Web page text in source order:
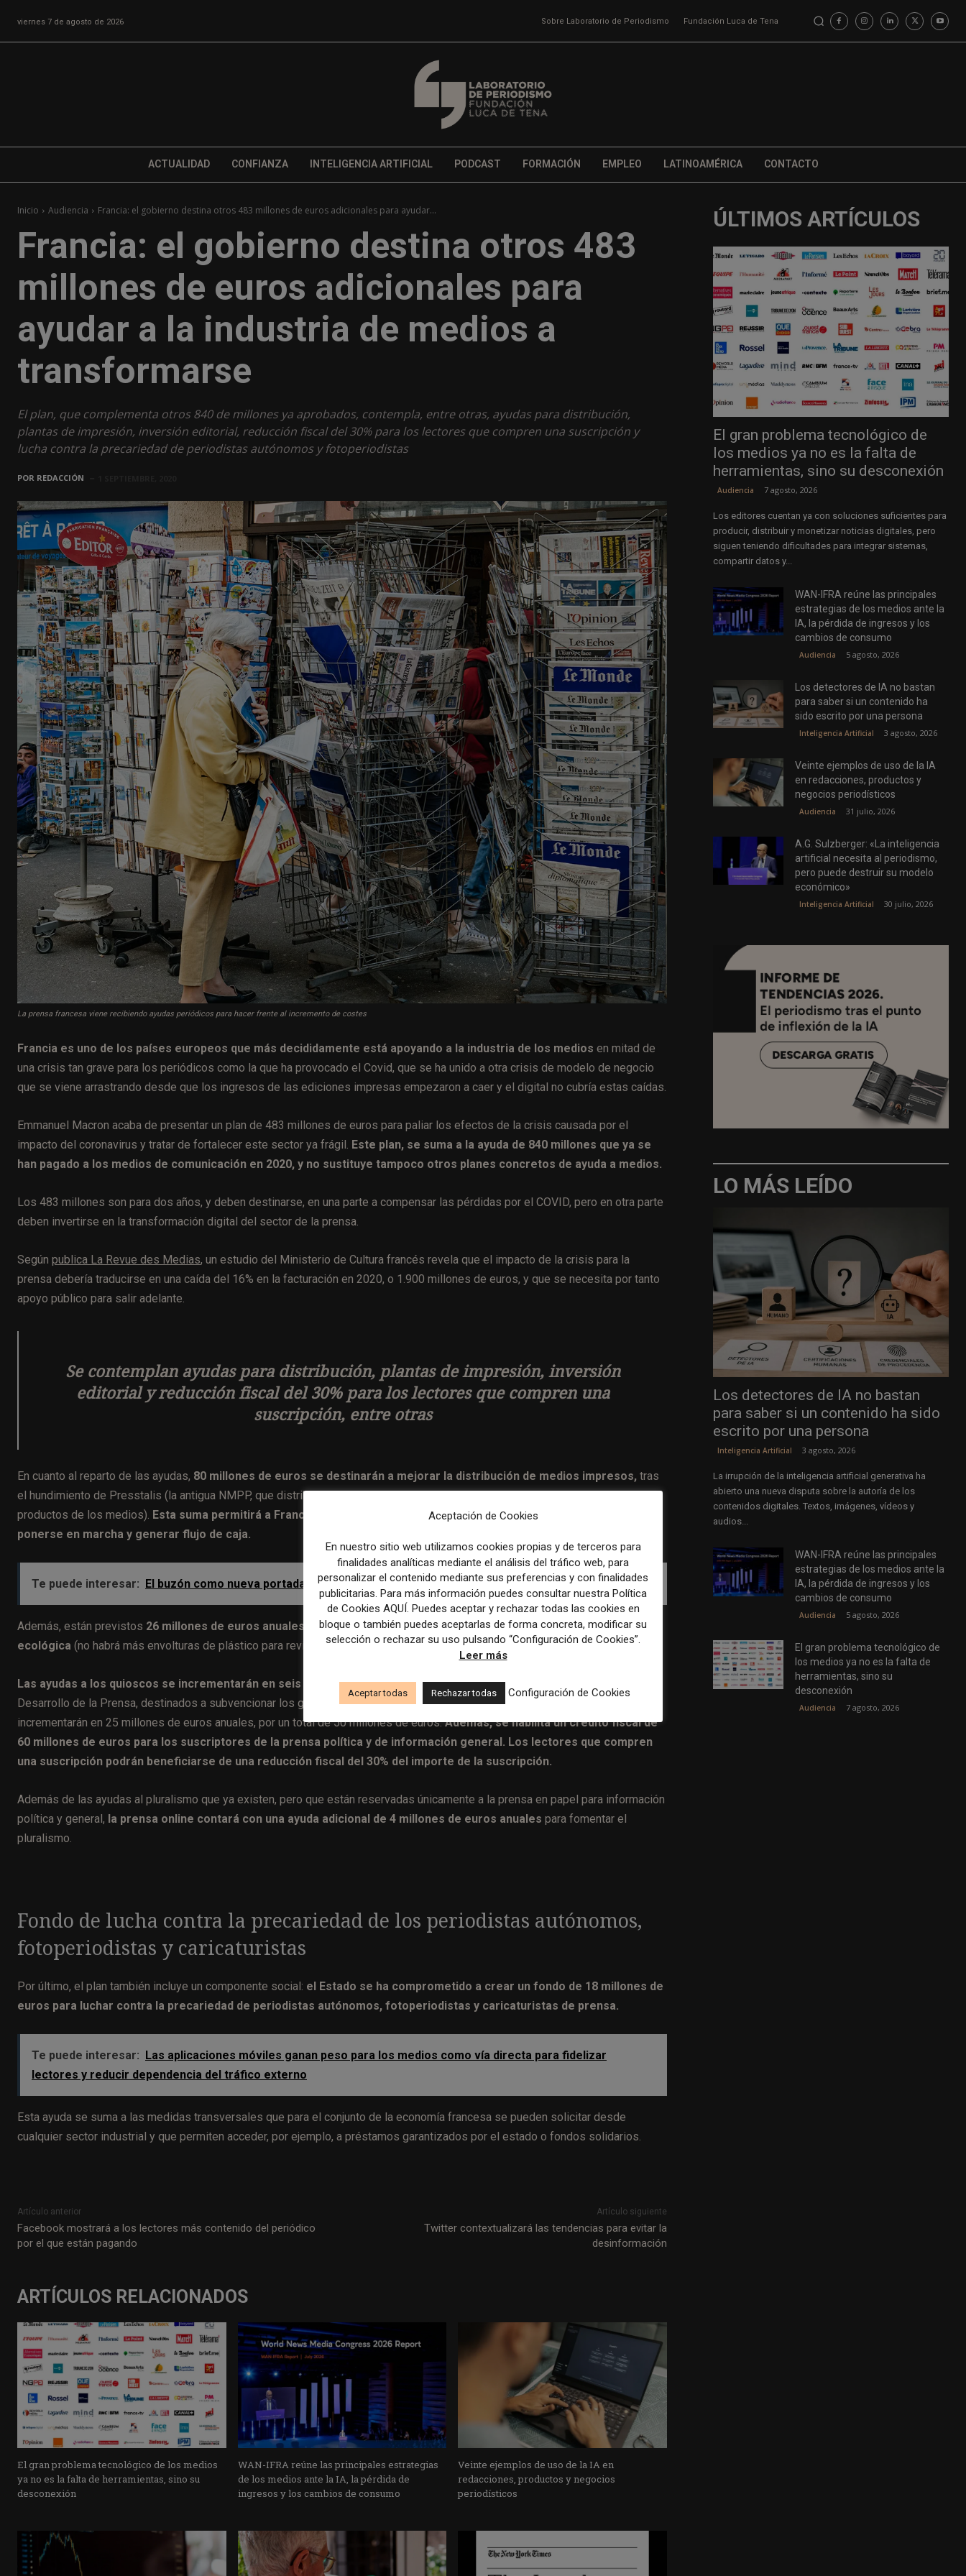
viernes 7 de agosto de 2026 Sobre Laboratorio de Periodismo Fundación Luca de Tena
ACTUALIDAD CONFIANZA INTELIGENCIA ARTIFICIAL PODCAST FORMACIÓN EMPLEO LATINOAMÉRICA CONTACTO
Inicio Audiencia Francia: el gobierno destina otros 483 millones de euros adicionales para ayudar...
Francia: el gobierno destina otros 483
millones de euros adicionales para
ayudar a la industria de medios a
transformarse
El plan, que complementa otros 840 de millones ya aprobados, contempla, entre otras, ayudas para distribución,
plantas de impresión, inversión editorial, reducción fiscal del 30% para los lectores que compren una suscripción y
lucha contra la precariedad de periodistas autónomos y fotoperiodistas
POR REDACCIÓN
La prensa francesa viene recibiendo ayudas periódicos para hacer frente al incremento de costes
Francia es uno de los países europeos que más decididamente está apoyando a la industria de los medios en mitad de
una crisis tan grave para los periódicos como la que ha provocado el Covid, que se ha unido a otra crisis de modelo de negocio
que se viene arrastrando desde que los ingresos de las ediciones impresas empezaron a caer y el digital no cubría estas caídas.
Emmanuel Macron acaba de presentar un plan de 483 millones de euros para paliar los efectos de la crisis causada por el
impacto del coronavirus y tratar de fortalecer este sector ya frágil. Este plan, se suma a la ayuda de 840 millones que ya se
han pagado a los medios de comunicación en 2020, y no sustituye tampoco otros planes concretos de ayuda a medios.
Los 483 millones son para dos años, y deben destinarse, en una parte a compensar las pérdidas por el COVID, pero en otra parte
deben invertirse en la transformación digital del sector de la prensa.
Según publica La Revue des Medias, un estudio del Ministerio de Cultura francés revela que el impacto de la crisis para la
prensa debería traducirse en una caída del 16% en la facturación en 2020, o 1.900 millones de euros, y que se necesita por tanto
apoyo público para salir adelante.
Se contemplan ayudas para distribución, plantas de impresión, inversión
editorial y reducción fiscal del 30% para los lectores que compren una
suscripción, entre otras
En cuanto al reparto de las ayudas, 80 millones de euros se destinarán a mejorar la distribución de medios impresos, tras
el hundimiento de Presstalis (la antigua NMPP, que distribuía más de 100 periódicos y centenares de revistas, así como
productos de los medios). Esta suma permitirá a France Messagerie, la nueva distribuidora de medios de Francia,
ponerse en marcha y generar flujo de caja.
Te puede interesar: El buzón como nueva portada: la estrategia de los medios para conquistar ciudad a ciudad
Además, están previstos 26 millones de euros anuales para la modernización de las plantas de impresión y su transición
ecológica (no habrá más envolturas de plástico para revistas en 2022).
Las ayudas a los quioscos se incrementarán en seis millones de euros.Los créditos del Fondo Estratégico para el
Desarrollo de la Prensa, destinados a subvencionar los gastos de inversión de editoriales y agencias de prensa, también se
incrementarán en 25 millones de euros anuales, por un total de 50 millones de euros.Además, se habilita un crédito fiscal de
60 millones de euros para los suscriptores de la prensa política y de información general. Los lectores que compren
una suscripción podrán beneficiarse de una reducción fiscal del 30% del importe de la suscripción.
Además de las ayudas al pluralismo que ya existen, pero que están reservadas únicamente a la prensa en papel para información
política y general, la prensa online contará con una ayuda adicional de 4 millones de euros anuales para fomentar el
pluralismo.
Fondo de lucha contra la precariedad de los periodistas autónomos,
fotoperiodistas y caricaturistas
Por último, el plan también incluye un componente social: el Estado se ha comprometido a crear un fondo de 18 millones de
euros para luchar contra la precariedad de periodistas autónomos, fotoperiodistas y caricaturistas de prensa.
Te puede interesar:
Las aplicaciones móviles ganan peso para los medios como vía directa para fidelizar
lectores y reducir dependencia del tráfico externo
Esta ayuda se suma a las medidas transversales que para el conjunto de la economía francesa se pueden solicitar desde
cualquier sector industrial y que permiten acceder, por ejemplo, a préstamos garantizados por el estado o fondos solidarios.
Artículo anterior
Facebook mostrará a los lectores más contenido del periódico
por el que están pagando
Artículo siguiente
Twitter contextualizará las tendencias para evitar la
desinformación
ARTÍCULOS RELACIONADOS
El gran problema tecnológico de los medios
ya no es la falta de herramientas, sino su
desconexión
WAN-IFRA reúne las principales estrategias
de los medios ante la IA, la pérdida de
ingresos y los cambios de consumo
Veinte ejemplos de uso de la IA en
redacciones, productos y negocios
periodísticos
ÚLTIMOS ARTÍCULOS
El gran problema tecnológico de
los medios ya no es la falta de
herramientas, sino su desconexión
Audiencia 7 agosto, 2026
Los editores cuentan ya con soluciones suficientes para
producir, distribuir y monetizar noticias digitales, pero
siguen teniendo dificultades para integrar sistemas,
compartir datos y...
WAN-IFRA reúne las principales
estrategias de los medios ante la
IA, la pérdida de ingresos y los
cambios de consumo
Audiencia 5 agosto, 2026
Los detectores de IA no bastan
para saber si un contenido ha
sido escrito por una persona
Inteligencia Artificial 3 agosto, 2026
Veinte ejemplos de uso de la IA
en redacciones, productos y
negocios periodísticos
Audiencia 31 julio, 2026
A.G. Sulzberger: «La inteligencia
artificial necesita al periodismo,
pero puede destruir su modelo
económico»
Inteligencia Artificial 30 julio, 2026
LO MÁS LEÍDO
Los detectores de IA no bastan
para saber si un contenido ha sido
escrito por una persona
Inteligencia Artificial 3 agosto, 2026
La irrupción de la inteligencia artificial generativa ha
abierto una nueva disputa sobre la autoría de los
contenidos digitales. Textos, imágenes, vídeos y
audios...
WAN-IFRA reúne las principales
estrategias de los medios ante la
IA, la pérdida de ingresos y los
cambios de consumo
Audiencia 5 agosto, 2026
El gran problema tecnológico de
los medios ya no es la falta de
herramientas, sino su
desconexión
Audiencia 7 agosto, 2026
Aceptación de Cookies
En nuestro sitio web utilizamos cookies propias y de terceros para
finalidades analíticas mediante el análisis del tráfico web, para
personalizar el contenido mediante sus preferencias y con finalidades
publicitarias. Para más información puedes consultar nuestra Política
de Cookies AQUÍ. Puedes aceptar y rechazar todas las cookies en
bloque o también puedes aceptarlas de forma concreta, modificar su
selección o rechazar su uso pulsando “Configuración de Cookies”.
Leer más
Aceptar todas Rechazar todas Configuración de Cookies